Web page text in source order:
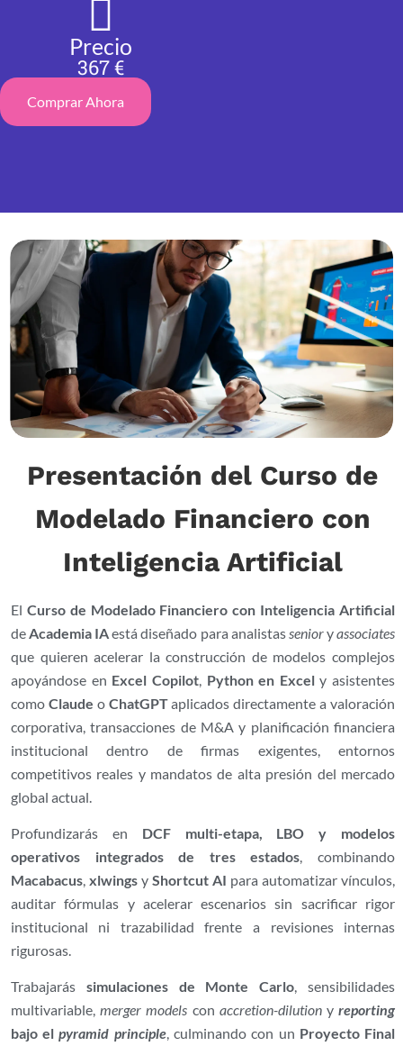
Precio
367 €
Comprar Ahora
Presentación del Curso de
Modelado Financiero con
Inteligencia Artificial
El Curso de Modelado Financiero con Inteligencia Artificial
de Academia IAestá diseñado para analistas senioryassociates
que quieren acelerar la construcción de modelos complejos
apoyándose en Excel Copilot, Python en Excely asistentes
como Claude o ChatGPTaplicados directamente a valoración
corporativa, transacciones de M&A y planificación financiera
institucional dentro de firmas exigentes, entornos
competitivos reales y mandatos de alta presión del mercado
global actual.
Profundizarás en DCF multi-etapa, LBO y modelos
operativos integrados de tres estados, combinando
Macabacus, xlwingsy Shortcut AI para automatizar vínculos,
auditar fórmulas y acelerar escenarios sin sacrificar rigor
institucional ni trazabilidad frente a revisiones internas
rigurosas.
Trabajarás simulaciones de Monte Carlo, sensibilidades
multivariable,merger models con accretion-dilutionyreporting
bajo elpyramid principle, culminando con un Proyecto Final